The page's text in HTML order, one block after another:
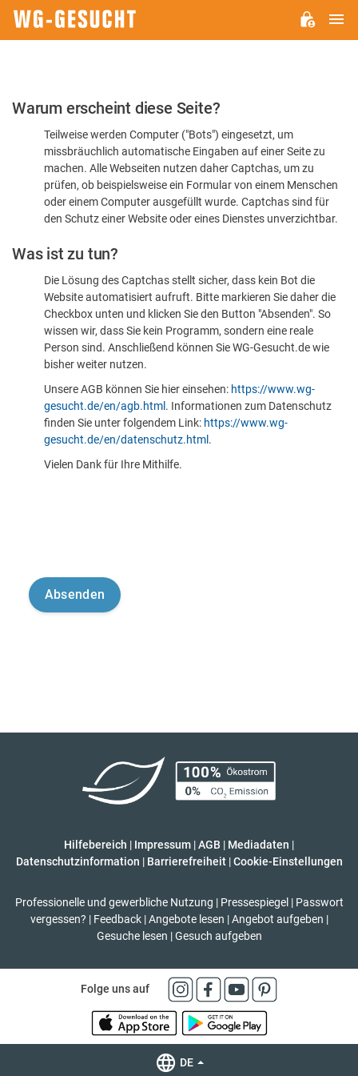
Bitte
dass
sind
Warum erscheint diese Seite?
Teilweise werden Computer ("Bots") eingesetzt, um
missbräuchlich automatische Eingaben auf einer Seite zu
machen. Alle Webseiten nutzen daher Captchas, um zu
prüfen, ob beispielsweise ein Formular von einem Menschen
oder einem Computer ausgefüllt wurde. Captchas sind für
den Schutz einer Website oder eines Dienstes unverzichtbar.
Was ist zu tun?
Die Lösung des Captchas stellt sicher, dass kein Bot die
Website automatisiert aufruft. Bitte markieren Sie daher die
Checkbox unten und klicken Sie den Button "Absenden". So
wissen wir, dass Sie kein Programm, sondern eine reale
Person sind. Anschließend können Sie WG-Gesucht.de wie
bisher weiter nutzen.
Unsere AGB können Sie hier einsehen: https://www.wg-
gesucht.de/en/agb.html . Informationen zum Datenschutz
finden Sie unter folgendem Link: https://www.wg-
gesucht.de/en/datenschutz.html .
Vielen Dank für Ihre Mithilfe.
Hilfebereich | Impressum |AGB | Mediadaten |
Datenschutzinformation | Barrierefreiheit | Cookie-Einstellungen
Professionelle und gewerbliche Nutzung | Pressespiegel | Passwort
vergessen? | Feedback | Angebote lesen | Angebot aufgeben |
Gesuche lesen | Gesuch aufgeben
Folge uns auf
DE